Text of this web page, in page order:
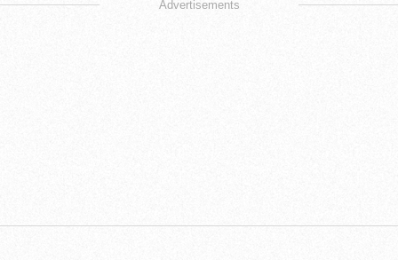
Advertisements